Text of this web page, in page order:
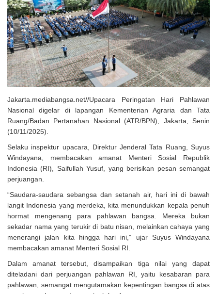
Uji Coba Program NADI JKN
Jakarta.mediabangsa.net//Upacara Peringatan Hari Pahlawan
Nasional digelar di lapangan Kementerian Agraria dan Tata
Ruang/Badan Pertanahan Nasional (ATR/BPN), Jakarta, Senin
(10/11/2025).
Selaku inspektur upacara, Direktur Jenderal Tata Ruang, Suyus
Windayana, membacakan amanat Menteri Sosial Republik
Indonesia (RI), Saifullah Yusuf, yang berisikan pesan semangat
perjuangan.
“Saudara-saudara sebangsa dan setanah air, hari ini di bawah
langit Indonesia yang merdeka, kita menundukkan kepala penuh
hormat mengenang para pahlawan bangsa. Mereka bukan
sekadar nama yang terukir di batu nisan, melainkan cahaya yang
menerangi jalan kita hingga hari ini,” ujar Suyus Windayana
membacakan amanat Menteri Sosial RI.
Dalam amanat tersebut, disampaikan tiga nilai yang dapat
diteladani dari perjuangan pahlawan RI, yaitu kesabaran para
pahlawan, semangat mengutamakan kepentingan bangsa di atas